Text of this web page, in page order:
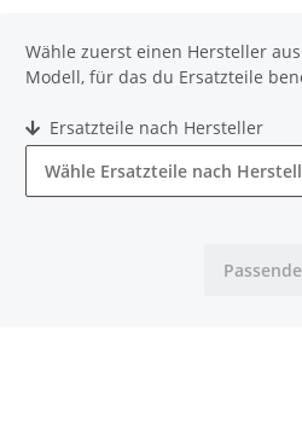
Wähle zuerst einen Hersteller
Modell, für das du Ersatzteile
Ersatzteile nach Hersteller
Wähle Ersatzteile nach